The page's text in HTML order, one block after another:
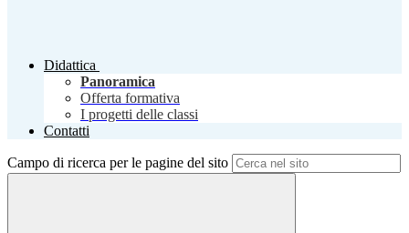
Didattica
Panoramica
Offerta formativa
I progetti delle classi
Contatti
Campo di ricerca per le pagine del sito